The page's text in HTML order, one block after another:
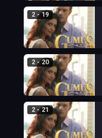
2 - 19
2 - 20
2 - 21